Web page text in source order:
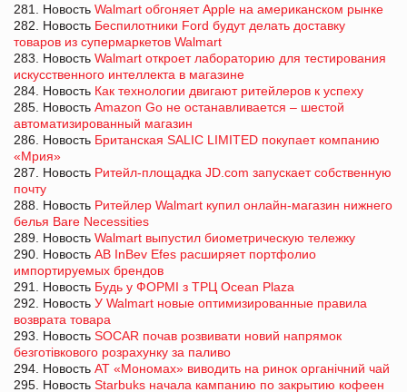
281. Новость Walmart обгоняет Apple на американском рынке
282. Новость Беспилотники Ford будут делать доставку
товаров из супермаркетов Walmart
283. Новость Walmart откроет лабораторию для тестирования
искусственного интеллекта в магазине
284. Новость Как технологии двигают ритейлеров к успеху
285. Новость Amazon Go не останавливается – шестой
автоматизированный магазин
286. Новость Британская SALIC LIMITED покупает компанию
«Мрия»
287. Новость Ритейл-площадка JD.com запускает собственную
почту
288. Новость Ритейлер Walmart купил онлайн-магазин нижнего
белья Bare Necessities
289. Новость Walmart выпустил биометрическую тележку
290. Новость AB InBev Efes расширяет портфолио
импортируемых брендов
291. Новость Будь у ФОРМІ з ТРЦ Ocean Plaza
292. Новость У Walmart новые оптимизированные правила
возврата товара
293. Новость SOCAR почав розвивати новий напрямок
безготівкового розрахунку за паливо
294. Новость АТ «Мономах» виводить на ринок органічний чай
295. Новость Starbuks начала кампанию по закрытию кофеен